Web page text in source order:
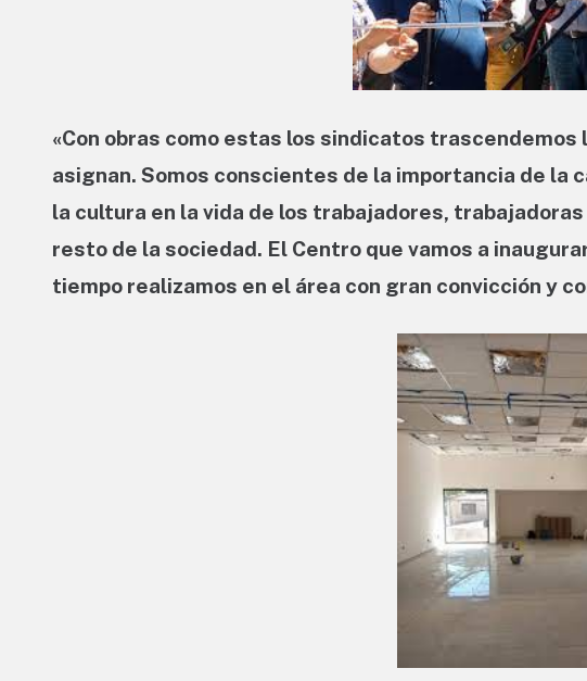
«Con obras como estas los sindicatos
asignan. Somos conscientes de la importancia de la
la cultura en la vida de los trabajadores,
resto de la sociedad. El Centro que vamos a
tiempo realizamos en el área con gran convicción y